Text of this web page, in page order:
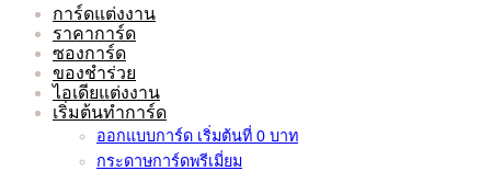
การ์ดแต่งงาน
ราคาการ์ด
ซองการ์ด
ของชำร่วย
ไอเดียแต่งงาน
เริ่มต้นทำการ์ด
ออกแบบการ์ด เริ่มต้นที่ 0 บาท
กระดาษการ์ดพรีเมี่ยม